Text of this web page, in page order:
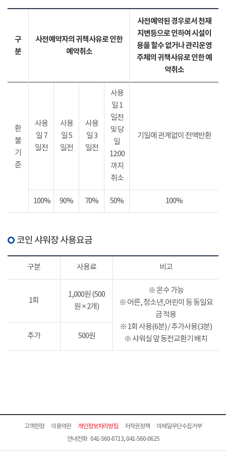
구
분
사전예약자의 귀책사유로 인한
예약취소
사전예약된 경우로서 천재
지변등으로 인하여 시설이
용을 할수 없거나 관리운영
주체의 귀책사유로 인한 예
약취소
환
불
기
준
사용
일 7
일전
사용
일 5
일전
사용
일 3
일전
사용
일 1
일전
및 당
일
12:00
까지
취소
기일에 관계없이 전액반환
100% 90% 70% 50% 100%
코인 샤워장 사용요금
구분 사용료 비고
1회
1,000원 (500
원 × 2개)
※ 온수 가능
※ 어른, 청소년,어린이 등 동일요
금 적용
※ 1회 사용(6분) / 추가사용(3분)
※ 샤워실 앞 동전교환기 배치
추가 500원
고객헌장 이용약관 개인정보처리방침 저작권정책
이메일무단수집거부
안내전화 041-560-0713, 041-560-0625